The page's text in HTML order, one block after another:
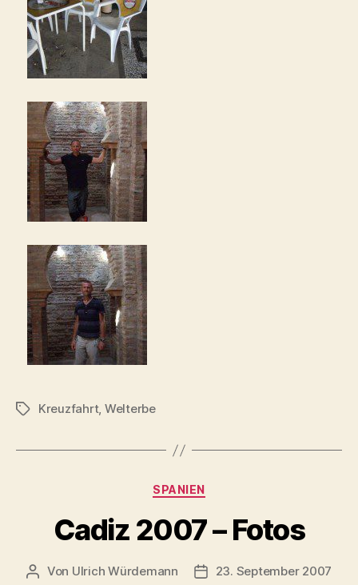
Schlagwörter
Kreuzfahrt, Welterbe
Kategorien
SPANIEN
Cadiz 2007 – Fotos
Beitragsautor
Von Ulrich Würdemann Beitragsdatum
23. September 2007